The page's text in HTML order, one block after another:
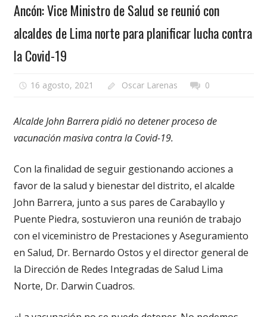
Ancón: Vice Ministro de Salud se reunió con
alcaldes de Lima norte para planificar lucha contra
la Covid-19
16 agosto, 2021 Oscar Larenas 0
Alcalde John Barrera pidió no detener proceso de
vacunación masiva contra la Covid-19.
Con la finalidad de seguir gestionando acciones a
favor de la salud y bienestar del distrito, el alcalde
John Barrera, junto a sus pares de Carabayllo y
Puente Piedra, sostuvieron una reunión de trabajo
con el viceministro de Prestaciones y Aseguramiento
en Salud, Dr. Bernardo Ostos y el director general de
la Dirección de Redes Integradas de Salud Lima
Norte, Dr. Darwin Cuadros.